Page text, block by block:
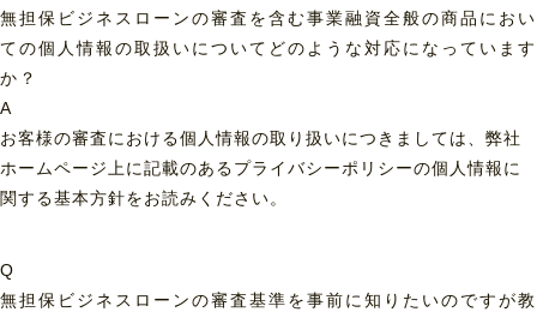
無担保ビジネスローンの審査を含む事業融資全般の商品におい
ての個人情報の取扱いについてどのような対応になっています
か？
A
お客様の審査における個人情報の取り扱いにつきましては、弊社
ホームページ上に記載のあるプライバシーポリシーの個人情報に
関する基本方針をお読みください。
Q
無担保ビジネスローンの審査基準を事前に知りたいのですが教